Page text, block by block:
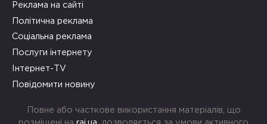
Реклама на сайті
Політична реклама
Соціальна реклама
Послуги інтернету
Інтернет-TV
Повідомити новину
Повне або часткове використання матеріалів, що